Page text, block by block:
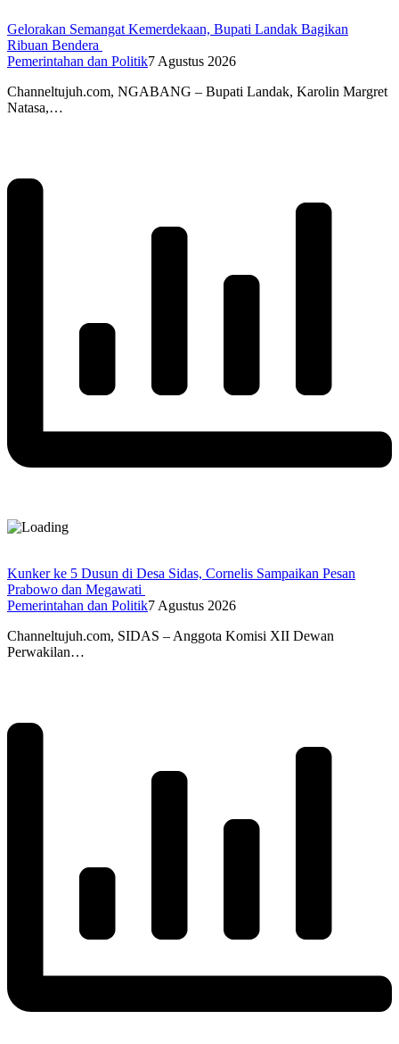
Gelorakan Semangat Kemerdekaan, Bupati Landak Bagikan
Ribuan Bendera
Pemerintahan dan Politik7 Agustus 2026
Channeltujuh.com, NGABANG – Bupati Landak, Karolin Margret
Natasa,…
Kunker ke 5 Dusun di Desa Sidas, Cornelis Sampaikan Pesan
Prabowo dan Megawati
Pemerintahan dan Politik7 Agustus 2026
Channeltujuh.com, SIDAS – Anggota Komisi XII Dewan
Perwakilan…